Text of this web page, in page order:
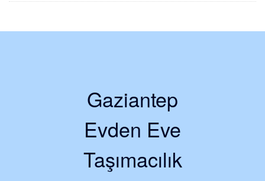
Gaziantep
Evden Eve
Taşımacılık